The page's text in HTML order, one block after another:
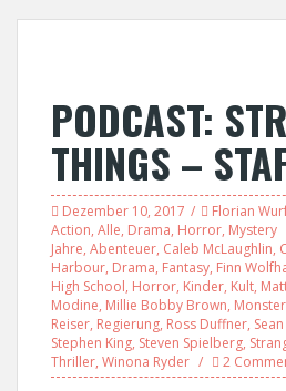
PODCAST:
THINGS –
Dezember 10, 2017 Florian
Action, Alle, Drama, Horror, Mystery
Jahre, Abenteuer, Caleb McLaughlin,
Harbour, Drama, Fantasy, Finn
High School, Horror, Kinder, Kult,
Modine, Millie Bobby Brown, Monster
Reiser, Regierung, Ross Duffner,
Stephen King, Steven Spielberg,
Thriller, Winona Ryder 2